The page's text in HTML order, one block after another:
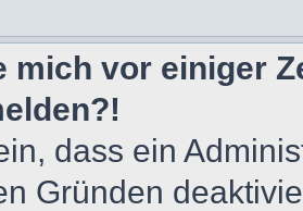
mich vor einiger
dass ein
Gründen